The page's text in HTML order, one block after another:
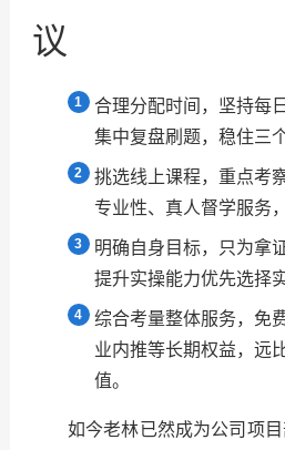
议
合理分配时间，坚持每
集中复盘刷题，稳住三
挑选线上课程，重点考
专业性、真人督学服务
明确自身目标，只为拿
提升实操能力优先选择
综合考量整体服务，免
业内推等长期权益，远
值。
如今老林已然成为公司项